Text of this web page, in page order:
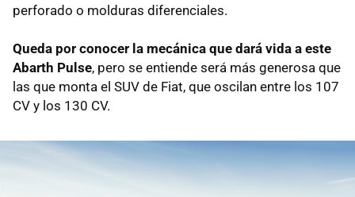
perforado o molduras diferenciales.
Queda por conocer la mecánica que dará vida a este
Abarth Pulse, pero se entiende será más generosa que
las que monta el SUV de Fiat, que oscilan entre los 107
CV y los 130 CV.